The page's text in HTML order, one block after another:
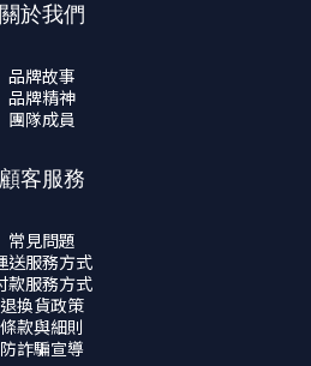
關於我們
品牌故事
品牌精神
團隊成員
顧客服務
常見問題
送服務方式
款服務方式
退換貨政策
條款與細則
防詐騙宣導